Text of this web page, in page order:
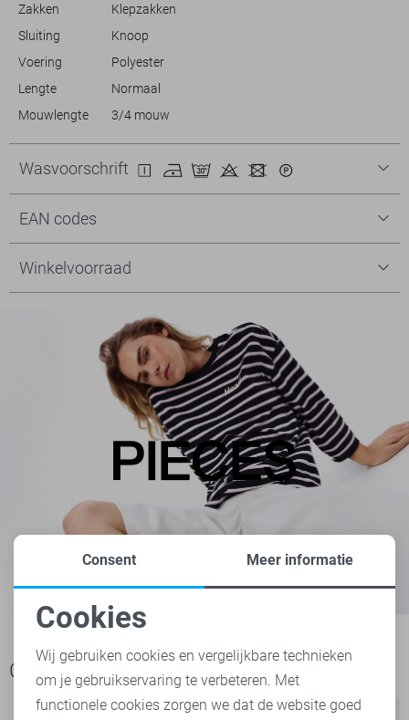
Zakken
Klepzakken
Sluiting
Knoop
Voering
Polyester
Lengte
Normaal
Mouwlengte
3/4 mouw
Wasvoorschrift
EAN codes
Winkelvoorraad
Ook het bekijken waard
Noodzakelijke cookies
Personalisatie cookies
Consent Meer informatie
Cookies
Wij gebruiken cookies en vergelijkbare technieken
om je gebruikservaring te verbeteren. Met
functionele cookies zorgen we dat de website goed